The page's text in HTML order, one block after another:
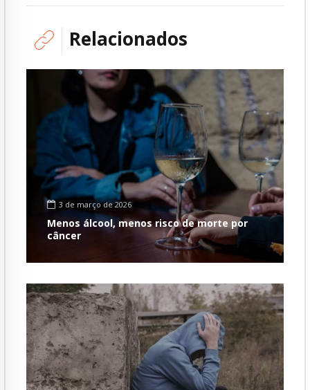
Relacionados
3 de março de 2026
Menos álcool, menos risco de morte por
câncer